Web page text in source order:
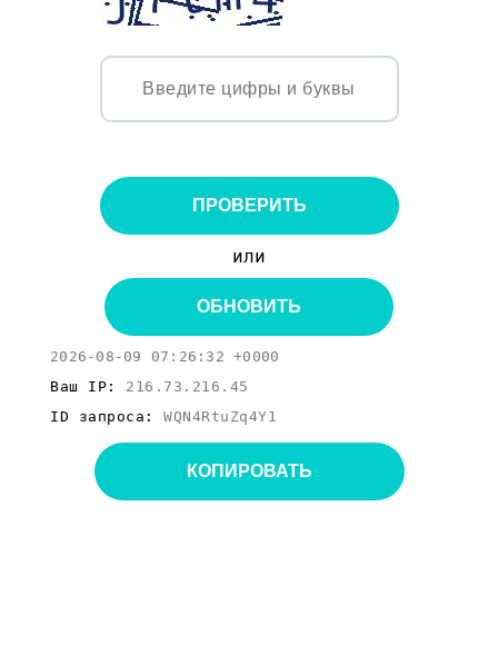
ПРОВЕРИТЬ
или
ОБНОВИТЬ
2026-08-09 07:26:32 +0000
Ваш IP: 216.73.216.45
ID запроса: WQN4RtuZq4Y1
КОПИРОВАТЬ